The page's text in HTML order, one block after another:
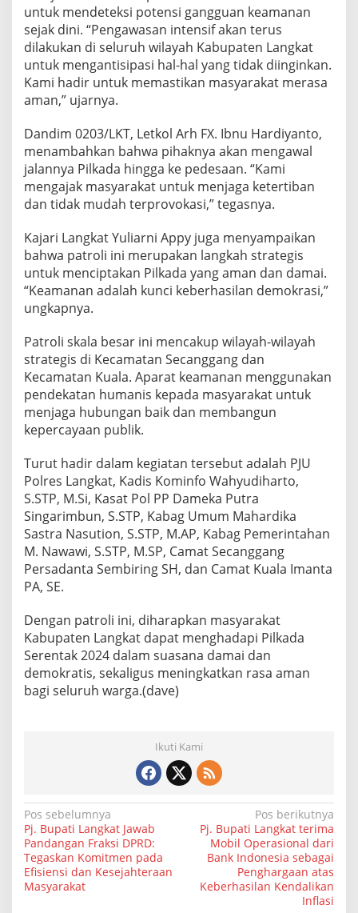
a
k
2
0
2
4
untuk mendeteksi potensi gangguan keamanan
sejak dini. “Pengawasan intensif akan terus
dilakukan di seluruh wilayah Kabupaten Langkat
untuk mengantisipasi hal-hal yang tidak diinginkan.
Kami hadir untuk memastikan masyarakat merasa
aman,” ujarnya.
Dandim 0203/LKT, Letkol Arh FX. Ibnu Hardiyanto,
menambahkan bahwa pihaknya akan mengawal
jalannya Pilkada hingga ke pedesaan. “Kami
mengajak masyarakat untuk menjaga ketertiban
dan tidak mudah terprovokasi,” tegasnya.
Kajari Langkat Yuliarni Appy juga menyampaikan
bahwa patroli ini merupakan langkah strategis
untuk menciptakan Pilkada yang aman dan damai.
“Keamanan adalah kunci keberhasilan demokrasi,”
ungkapnya.
Patroli skala besar ini mencakup wilayah-wilayah
strategis di Kecamatan Secanggang dan
Kecamatan Kuala. Aparat keamanan menggunakan
pendekatan humanis kepada masyarakat untuk
menjaga hubungan baik dan membangun
kepercayaan publik.
Turut hadir dalam kegiatan tersebut adalah PJU
Polres Langkat, Kadis Kominfo Wahyudiharto,
S.STP, M.Si, Kasat Pol PP Dameka Putra
Singarimbun, S.STP, Kabag Umum Mahardika
Sastra Nasution, S.STP, M.AP, Kabag Pemerintahan
M. Nawawi, S.STP, M.SP, Camat Secanggang
Persadanta Sembiring SH, dan Camat Kuala Imanta
PA, SE.
Dengan patroli ini, diharapkan masyarakat
Kabupaten Langkat dapat menghadapi Pilkada
Serentak 2024 dalam suasana damai dan
demokratis, sekaligus meningkatkan rasa aman
bagi seluruh warga.(dave)
Ikuti Kami
N
a
v
i
Pos sebelumnya
Pj. Bupati Langkat Jawab
Pandangan Fraksi DPRD:
Tegaskan Komitmen pada
Efisiensi dan Kesejahteraan
Masyarakat
Pos berikutnya
Pj. Bupati Langkat terima
Mobil Operasional dari
Bank Indonesia sebagai
Penghargaan atas
Keberhasilan Kendalikan
Inflasi